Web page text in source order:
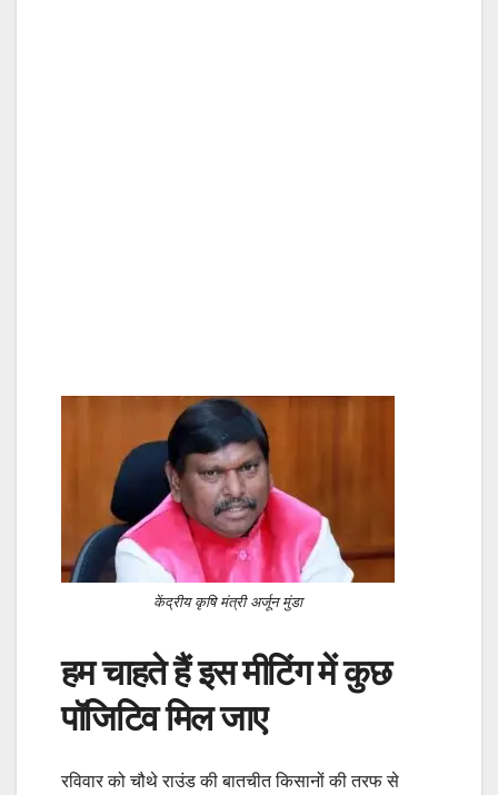
केंद्रीय कृषि मंत्री अर्जून मुंडा
हम चाहते हैं इस मीटिंग में कुछ
पॉजिटिव मिल जाए
रविवार को चौथे राउंड की बातचीत किसानों की तरफ से